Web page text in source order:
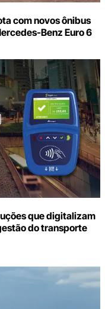
com novos ônibus
Benz Euro 6
que digitalizam
do transporte